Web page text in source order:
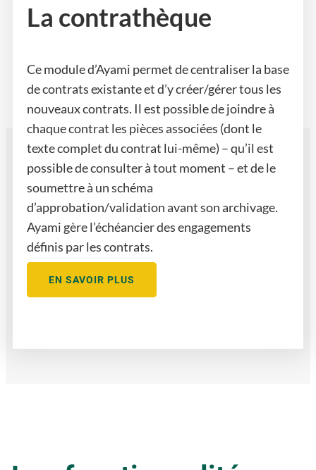
La contrathèque
Ce module d’Ayami permet de centraliser la base
de contrats existante et d’y créer/gérer tous les
nouveaux contrats. Il est possible de joindre à
chaque contrat les pièces associées (dont le
texte complet du contrat lui-même) – qu’il est
possible de consulter à tout moment – et de le
soumettre à un schéma
d’approbation/validation avant son archivage.
Ayami gère l’échéancier des engagements
définis par les contrats.
EN SAVOIR PLUS